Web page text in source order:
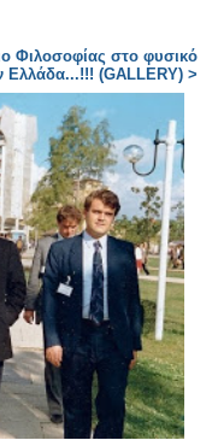
Φιλοσοφίας στο φυσικό
Ελλάδα...!!! (GALLERY) >